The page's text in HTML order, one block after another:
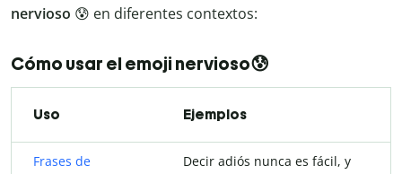
nervioso 😰 en diferentes contextos:
Cómo usar el emoji nervioso😰
Uso Ejemplos
Frases de
Decir adiós nunca es fácil, y